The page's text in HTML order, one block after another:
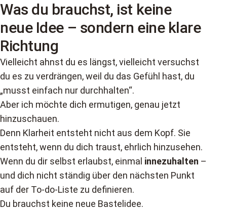
Was du brauchst, ist keine
neue Idee – sondern eine klare
Richtung
Vielleicht ahnst du es längst, vielleicht versuchst
du es zu verdrängen, weil du das Gefühl hast, du
„musst einfach nur durchhalten“.
Aber ich möchte dich ermutigen, genau jetzt
hinzuschauen.
Denn Klarheit entsteht nicht aus dem Kopf. Sie
entsteht, wenn du dich traust, ehrlich hinzusehen.
Wenn du dir selbst erlaubst, einmal innezuhalten –
und dich nicht ständig über den nächsten Punkt
auf der To-do-Liste zu definieren.
Du brauchst keine neue Bastelidee.